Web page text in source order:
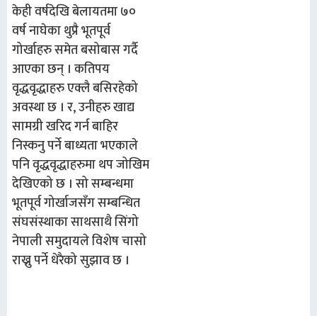
केही वर्षदेखि बेलायतमा ७०
वर्ष नाघेका थुप्रै भूतपूर्व
गोर्खाहरु समेत बसोबास गर्दै
आएका छन् । कतिपय
वृद्धवृद्धाहरु एक्लै बसिरहेको
अवस्था छ । र, उनीहरु खाद्य
सामग्री खरिद गर्न बाहिर
निस्कनु पर्ने बाध्यता भएकाले
पनि वृद्धवृद्धाहरुमा थप जोखिम
देखिएको छ । सो सम्बन्धमा
भूतपूर्व गोर्खाजसँग सम्बन्धित
संघसंस्थाका साथसाथै सिंगो
नेपाली समुदायले विशेष चासो
राख्नु पर्ने धेरैको सुझाव छ ।